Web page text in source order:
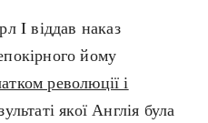
I віддав наказ
йому
революції і
якої Англія була